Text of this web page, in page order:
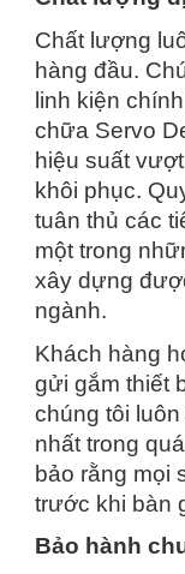
Chất lượng
hàng đầu.
linh kiện
chữa Servo
hiệu suất
khôi phục.
tuân thủ các
một trong
xây dựng
ngành.
Khách hàng
gửi gắm thiết
chúng tôi
nhất trong
bảo rằng mọi
trước khi bàn
Bảo hành